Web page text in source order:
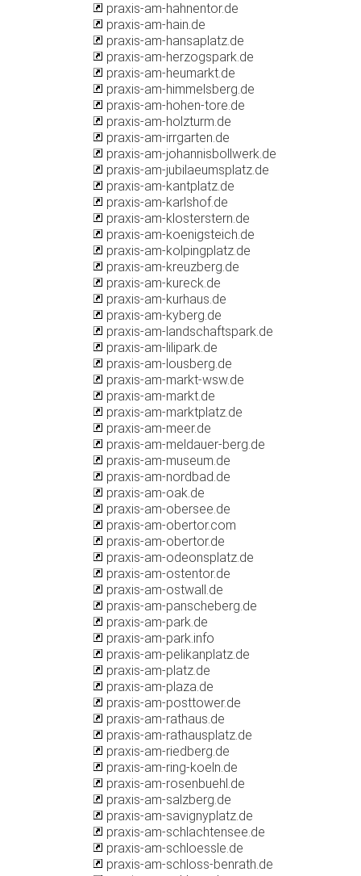
praxis-am-hahnentor.de
praxis-am-hain.de
praxis-am-hansaplatz.de
praxis-am-herzogspark.de
praxis-am-heumarkt.de
praxis-am-himmelsberg.de
praxis-am-hohen-tore.de
praxis-am-holzturm.de
praxis-am-irrgarten.de
praxis-am-johannisbollwerk.de
praxis-am-jubilaeumsplatz.de
praxis-am-kantplatz.de
praxis-am-karlshof.de
praxis-am-klosterstern.de
praxis-am-koenigsteich.de
praxis-am-kolpingplatz.de
praxis-am-kreuzberg.de
praxis-am-kureck.de
praxis-am-kurhaus.de
praxis-am-kyberg.de
praxis-am-landschaftspark.de
praxis-am-lilipark.de
praxis-am-lousberg.de
praxis-am-markt-wsw.de
praxis-am-markt.de
praxis-am-marktplatz.de
praxis-am-meer.de
praxis-am-meldauer-berg.de
praxis-am-museum.de
praxis-am-nordbad.de
praxis-am-oak.de
praxis-am-obersee.de
praxis-am-obertor.com
praxis-am-obertor.de
praxis-am-odeonsplatz.de
praxis-am-ostentor.de
praxis-am-ostwall.de
praxis-am-panscheberg.de
praxis-am-park.de
praxis-am-park.info
praxis-am-pelikanplatz.de
praxis-am-platz.de
praxis-am-plaza.de
praxis-am-posttower.de
praxis-am-rathaus.de
praxis-am-rathausplatz.de
praxis-am-riedberg.de
praxis-am-ring-koeln.de
praxis-am-rosenbuehl.de
praxis-am-salzberg.de
praxis-am-savignyplatz.de
praxis-am-schlachtensee.de
praxis-am-schloessle.de
praxis-am-schloss-benrath.de